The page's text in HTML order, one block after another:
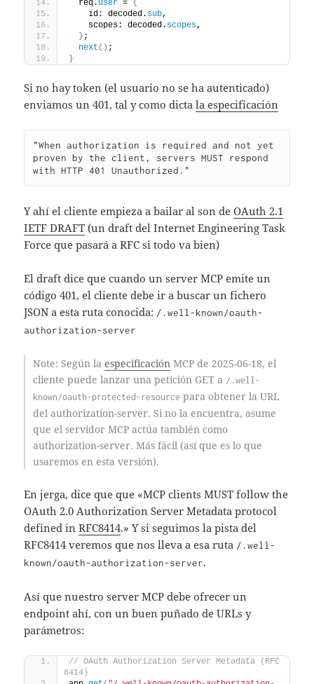
  req.
user = {
    id: decoded.
sub,
    scopes: decoded.
scopes,
} ;
next ( ) ;
}
Si no hay token (el usuario no se ha autenticado)
enviamos un 401, tal y como dictala especificación
"When authorization is required and not yet
proven by the client, servers MUST respond
Y ahí el cliente empieza a bailar al son deOAuth 2.1
IETF DRAFT (un draft del Internet Engineering Task
Force que pasará a RFC si todo va bien)
El draft dice que cuando un server MCP emite un
código 401, el cliente debe ir a buscar un fichero
JSON a esta ruta conocida: /.well-known/oauth-
authorization-server
Note: Según laespecificación MCP de 2025-06-18, el
cliente puede lanzar una petición GET a /.well-
known/oauth-protected-resource para obtener la URL
del authorization-server. Si no la encuentra, asume
que el servidor MCP actúa también como
authorization-server. Más fácil (así que es lo que
usaremos en esta versión).
En jerga, dice que que «MCP clients MUST follow the
OAuth 2.0 Authorization Server Metadata protocol
defined inRFC8414.» Y si seguimos la pista del
RFC8414 veremos que nos lleva a esa ruta /.well-
known/oauth-authorization-server.
Así que nuestro server MCP debe ofrecer un
endpoint ahí, con un buen puñado de URLs y
parámetros:
// OAuth Authorization Server Metadata (RFC
8414)